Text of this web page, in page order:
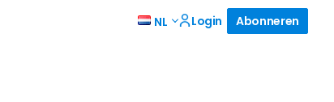
NL Login Abonneren